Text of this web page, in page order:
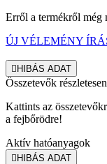
Erről a termékről még
ÚJ VÉLEMÉNY
HIBÁS ADAT
Összetevők részletesen
Kattints az
a fejbőrödre!
Aktív hatóanyagok
HIBÁS ADAT